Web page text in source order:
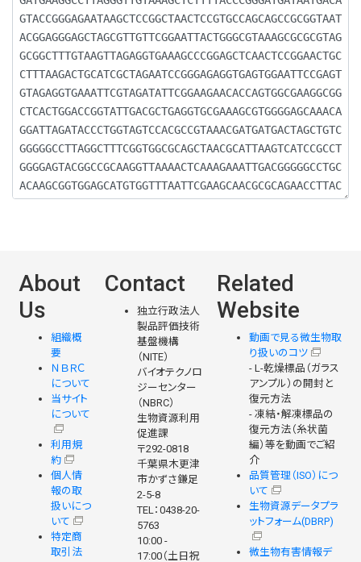
About
Us
組織概
要
ＮＢＲＣ
について
当サイト
について
利用規
約
個人情
報の取
扱いにつ
いて
特定商
取引法
Contact
独立行政法人
製品評価技術
基盤機構
（NITE）
バイオテクノロ
ジーセンター
（NBRC）
生物資源利用
促進課
〒292-0818
千葉県木更津
市かずさ鎌足
2-5-8
TEL：0438-20-
5763
10:00 -
17:00（土日祝
Related
Website
動画で見る微生物取
り扱いのコツ
- L-乾燥標品（ガラス
アンプル）の開封と
復元方法
- 凍結・解凍標品の
復元方法（糸状菌
編）等を動画でご紹
介
品質管理（ISO）につ
いて
生物資源データプラ
ットフォーム(DBRP)
微生物有害情報デ